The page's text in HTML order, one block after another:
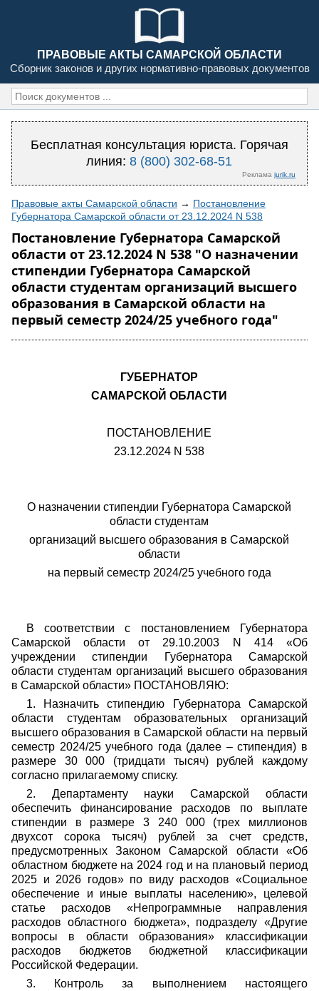
ПРАВОВЫЕ АКТЫ САМАРСКОЙ ОБЛАСТИ
Сборник законов и других нормативно-правовых документов
Бесплатная консультация юриста. Горячая
линия:8 (800) 302-68-51
Реклама jurik.ru
Правовые акты Самарской области → Постановление
Губернатора Самарской области от 23.12.2024 N 538
Постановление Губернатора Самарской
области от 23.12.2024 N 538 "О назначении
стипендии Губернатора Самарской
области студентам организаций высшего
образования в Самарской области на
первый семестр 2024/25 учебного года"
ГУБЕРНАТОР
САМАРСКОЙ ОБЛАСТИ
ПОСТАНОВЛЕНИЕ
23.12.2024 N 538
О назначении стипендии Губернатора Самарской
области студентам
организаций высшего образования в Самарской
области
на первый семестр 2024/25 учебного года
В соответствии с постановлением Губернатора
Самарской области от 29.10.2003 N 414 «Об
учреждении стипендии Губернатора Самарской
области студентам организаций высшего образования
в Самарской области» ПОСТАНОВЛЯЮ:
1. Назначить стипендию Губернатора Самарской
области студентам образовательных организаций
высшего образования в Самарской области на первый
семестр 2024/25 учебного года (далее – стипендия) в
размере 30
000 (тридцати тысяч) рублей каждому
согласно прилагаемому списку.
2. Департаменту науки Самарской области
обеспечить финансирование расходов по выплате
стипендии в размере 3 240 000 (трех миллионов
двухсот сорока тысяч) рублей за счет средств,
предусмотренных Законом Самарской области «Об
областном бюджете на 2024 год и на плановый период
2025 и 2026 годов» по виду расходов «Социальное
обеспечение и иные выплаты населению», целевой
статье расходов «Непрограммные направления
расходов областного бюджета», подразделу «Другие
вопросы в области образования» классификации
расходов бюджетов бюджетной классификации
Российской Федерации.
3. Контроль за выполнением настоящего